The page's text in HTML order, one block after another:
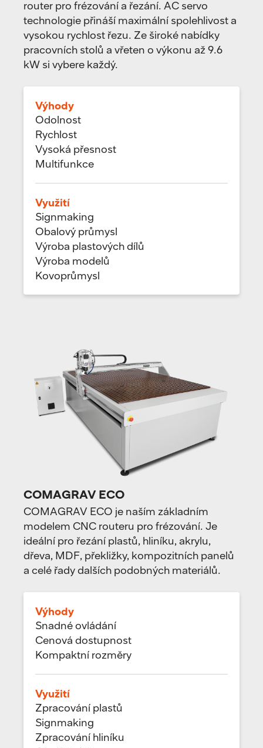
router pro frézování a řezání. AC servo
technologie přináší maximální spolehlivost a
vysokou rychlost řezu. Ze široké nabídky
pracovních stolů a vřeten o výkonu až 9.6
kW si vybere každý.
Výhody
Odolnost
Rychlost
Vysoká přesnost
Multifunkce
Využití
Signmaking
Obalový průmysl
Výroba plastových dílů
Výroba modelů
Kovoprůmysl
COMAGRAV ECO
COMAGRAV ECO je naším základním
modelem CNC routeru pro frézování. Je
ideální pro řezání plastů, hliníku, akrylu,
dřeva, MDF, překližky, kompozitních panelů
a celé řady dalších podobných materiálů.
Výhody
Snadné ovládání
Cenová dostupnost
Kompaktní rozměry
Využití
Zpracování plastů
Signmaking
Zpracování hliníku